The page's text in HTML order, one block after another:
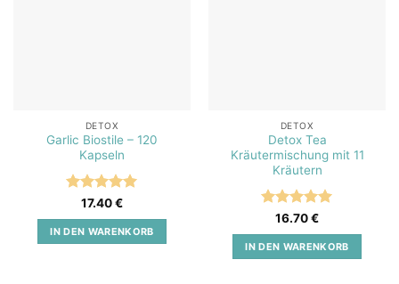
DETOX
Garlic Biostile – 120
Kapseln
Bewertet
mit5von
5
17.40€
IN DEN WARENKORB
DETOX
Detox Tea
Kräutermischung mit 11
Kräutern
Bewertet
mit5von
5
16.70€
IN DEN WARENKORB